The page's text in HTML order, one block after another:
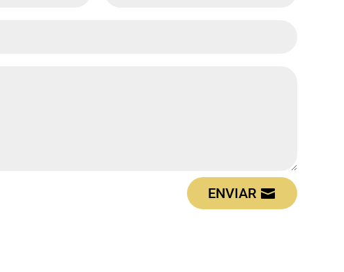
ENVIAR